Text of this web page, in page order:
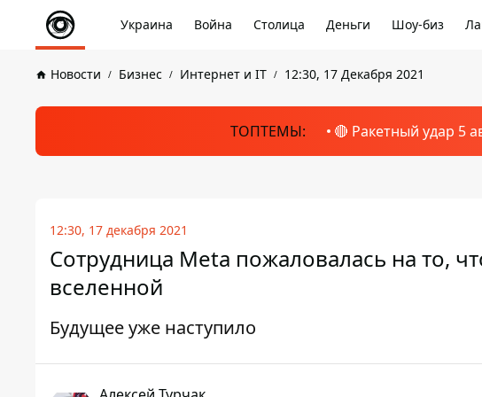
Украина Война Столица Деньги Шоу-биз
Новости Бизнес Интернет и IT 12:30, 17 Декабря 2021
ТОПТЕМЫ: 🔴 Ракетный удар 5
12:30, 17 декабря 2021
Сотрудница Meta пожаловалась на то,
вселенной
Будущее уже наступило